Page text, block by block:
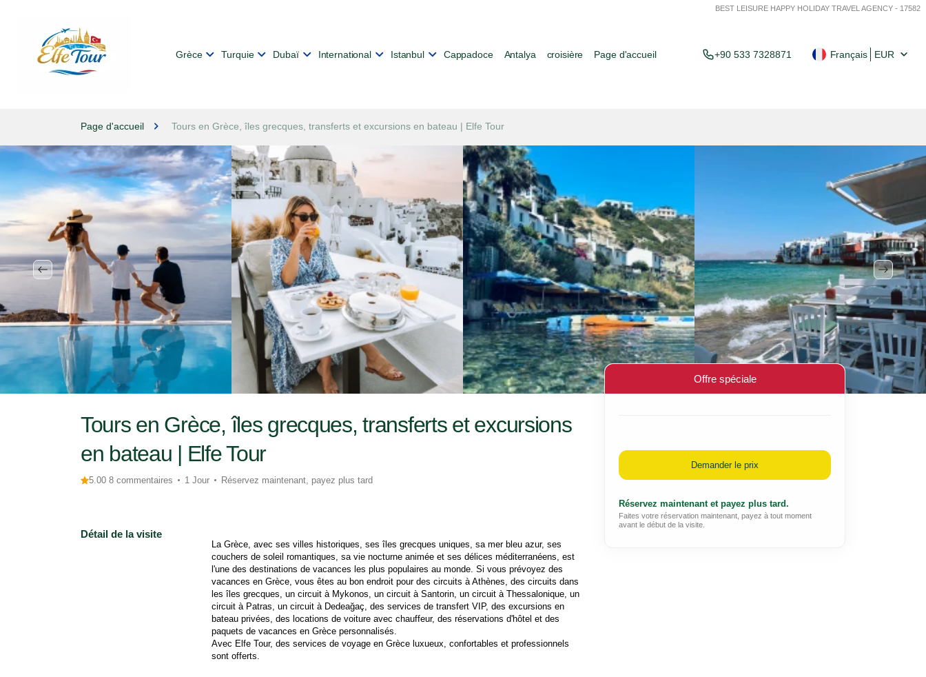
BEST LEISURE HAPPY HOLIDAY TRAVEL AGENCY - 17582
Grèce Turquie Dubaï International Istanbul Cappadoce Antalya croisière Page d'accueil +90 533 7328871 Français EUR
Page d'accueil Tours en Grèce, îles grecques, transferts et excursions en bateau | Elfe Tour
Tours en Grèce, îles grecques, transferts et excursions
en bateau | Elfe Tour
5.00 8 commentaires 1 Jour Réservez maintenant, payez plus tard
Détail de la visite
La Grèce, avec ses villes historiques, ses îles grecques uniques, sa mer bleu azur, ses
couchers de soleil romantiques, sa vie nocturne animée et ses délices méditerranéens, est
l'une des destinations de vacances les plus populaires au monde. Si vous prévoyez des
vacances en Grèce, vous êtes au bon endroit pour des circuits à Athènes, des circuits dans
les îles grecques, un circuit à Mykonos, un circuit à Santorin, un circuit à Thessalonique, un
circuit à Patras, un circuit à Dedeağaç, des services de transfert VIP, des excursions en
bateau privées, des locations de voiture avec chauffeur, des réservations d'hôtel et des
paquets de vacances en Grèce personnalisés.
Avec Elfe Tour, des services de voyage en Grèce luxueux, confortables et professionnels
sont offerts.
Offre spéciale
Demander le prix
Réservez maintenant et payez plus tard.
Faites votre réservation maintenant, payez à tout moment
avant le début de la visite.